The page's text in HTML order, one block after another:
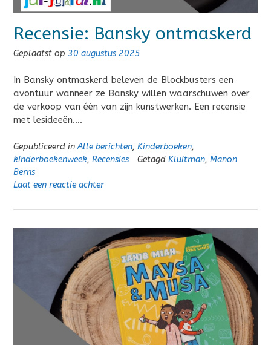
Recensie: Bansky ontmaskerd
Geplaatst op 30 augustus 2025
In Bansky ontmaskerd beleven de Blockbusters een
avontuur wanneer ze Bansky willen waarschuwen over
de verkoop van één van zijn kunstwerken. Een recensie
met lesideeën….
Gepubliceerd inAlle berichten, Kinderboeken,
kinderboekenweek, Recensies Getagd Kluitman, Manon
Berns
Laat een reactie achter